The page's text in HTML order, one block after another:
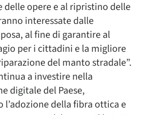
delle opere e al ripristino delle
interessate dalle
al fine di garantire al
per i cittadini e la migliore
del manto stradale”.
a investire nella
digitale del Paese,
l’adozione della fibra ottica e